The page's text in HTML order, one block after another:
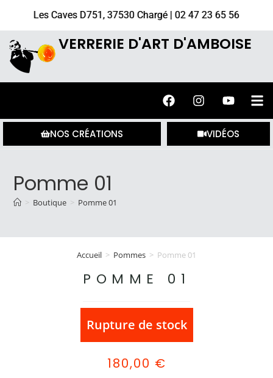
Les Caves D751, 37530 Chargé | 02 47 23 65 56
VERRERIE D'ART D'AMBOISE
NOS CRÉATIONS VIDÉOS
Pomme 01
> Boutique > Pomme 01
Accueil > Pommes > Pomme 01
POMME 01
Rupture de stock
180,00 €